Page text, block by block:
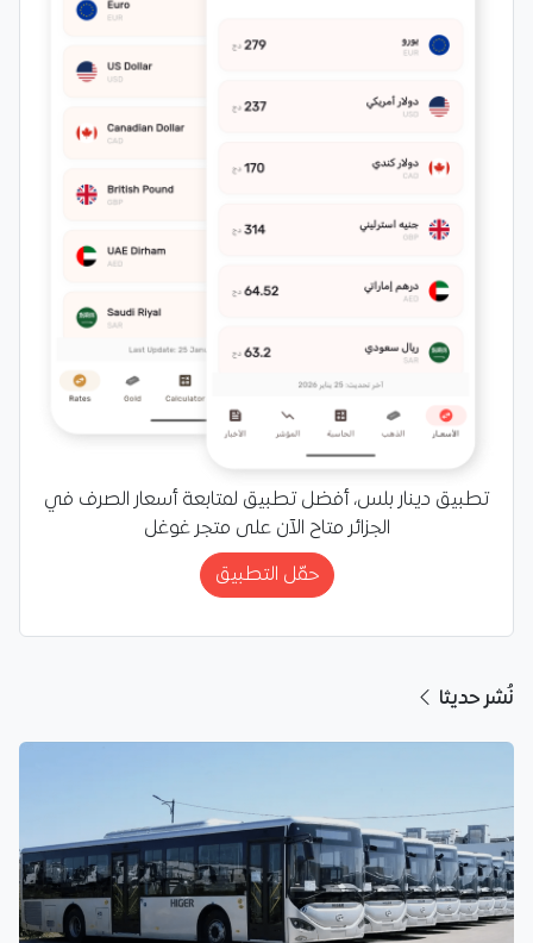
تطبيق دينار بلس، أفضل تطبيق لمتابعة أسعار الصرف في
الجزائر متاح الآن على متجر غوغل
حمّل التطبيق
نُشر حديثا